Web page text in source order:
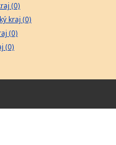
(0)
kraj (0)
(0)
(0)